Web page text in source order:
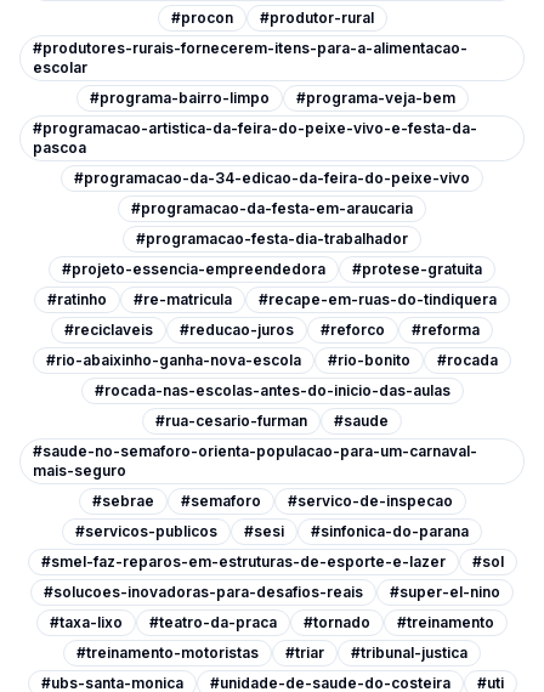
#procon
#produtor-rural
#produtores-rurais-fornecerem-itens-para-a-alimentacao-
escolar
#programa-bairro-limpo
#programa-veja-bem
#programacao-artistica-da-feira-do-peixe-vivo-e-festa-da-
pascoa
#programacao-da-34-edicao-da-feira-do-peixe-vivo
#programacao-da-festa-em-araucaria
#programacao-festa-dia-trabalhador
#projeto-essencia-empreendedora
#protese-gratuita
#ratinho
#re-matricula
#recape-em-ruas-do-tindiquera
#reciclaveis
#reducao-juros #reforco
#reforma
#rio-abaixinho-ganha-nova-escola
#rio-bonito
#rocada
#rocada-nas-escolas-antes-do-inicio-das-aulas
#rua-cesario-furman
#saude
#saude-no-semaforo-orienta-populacao-para-um-carnaval-
mais-seguro
#sebrae
#semaforo
#servico-de-inspecao
#servicos-publicos
#sesi
#sinfonica-do-parana
#smel-faz-reparos-em-estruturas-de-esporte-e-lazer
#sol
#solucoes-inovadoras-para-desafios-reais
#super-el-nino
#taxa-lixo
#teatro-da-praca #tornado
#treinamento
#treinamento-motoristas
#triar
#tribunal-justica
#ubs-santa-monica
#unidade-de-saude-do-costeira #uti